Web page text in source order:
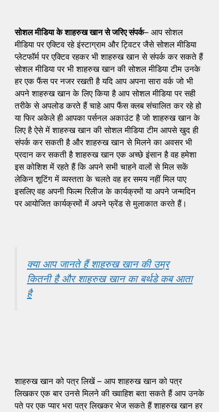
सोशल मीडिया के शाहरुख खान से जरिए संपर्क– आप सोशल
मीडिया पर एक्टिव रहे इंस्टाग्राम और ट्विटर जैसे सोशल मीडिया
प्लेटफॉर्म पर एक्टिव रहकर भी शाहरुख खान से संपर्क कर सकते हैं
सोशल मीडिया पर भी शाहरुख खान की सोशल मीडिया टीम उनके
हर एक फैंस पर नजर रखती है यदि आप अपना सारा वर्क जो भी
अपने शाहरुख खान के लिए किया है आप सोशल मीडिया पर सही
तरीके से अपलोड करते हैं चाहे आप फैंस क्लब संचालित कर रहे हो
या फिर अकेले ही आपका पर्सनल अकाउंट है जो शाहरुख खान के
लिए है ऐसे में शाहरुख खान की सोशल मीडिया टीम आपसे खुद ही
संपर्क कर सकती है और शाहरुख खान से मिलने का अवसर भी
प्रदान कर सकती है शाहरुख खान एक अच्छे इंसान है वह हमेशा
इस कोशिश में रहते हैं कि अपने सभी चाहने वालों से मिल सकें
लेकिन शूटिंग में व्यस्तता के चलते वह हर समय नहीं मिल पाए
इसलिए वह अपनी फिल्म रिलीज के कार्यक्रमों या अपने जन्मदिन
पर आयोजित कार्यक्रमों में अपने फ्रेंड से मुलाकात करते हैं।
क्या आप जानते हैं शाहरुख खान की उम्र
कितनी है और शाहरुख खान का बर्थडे कब आता
है
शाहरुख खान को पत्र लिखें – आप शाहरुख खान को पत्र
लिखकर एक बार उनसे मिलने की ख्वाहिश बता सकते हैं आप उनके
पते पर एक प्यार भरा पत्र लिखकर भेज सकते हैं शाहरुख खान हर